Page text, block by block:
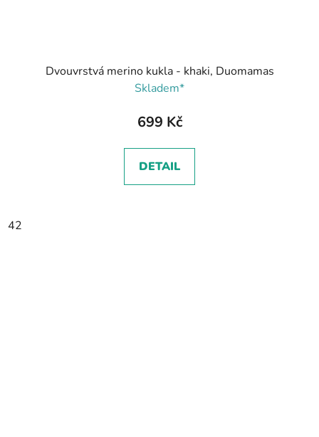
Dvouvrstvá merino kukla - khaki, Duomamas
Skladem*
699 Kč
DETAIL
42